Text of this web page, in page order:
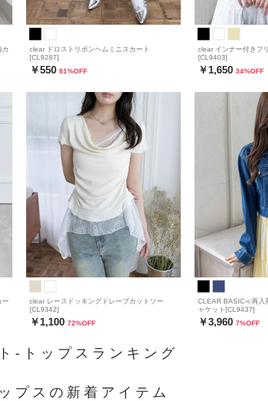
カ
clear ドロストリボンヘムミニスカート
[CL9287]
￥550 81%OFF
clear インナー付きフ
[CL9403]
￥1,650 34%OFF
ー
clear レースドッキングドレープカットソー
[CL9342]
￥1,100 72%OFF
CLEAR BASIC≪再入
ャケット[CL9437]
￥3,960 7%OFF
-トップスランキング
プスの新着アイテム